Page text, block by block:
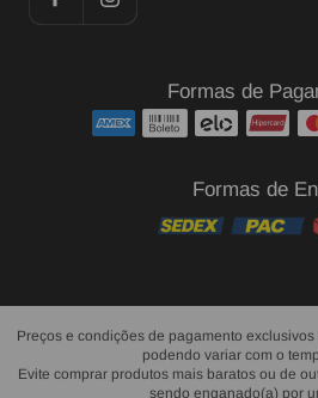
Formas de
Formas de
Preços e condições de pagamento
podendo variar com o
Evite comprar produtos mais baratos ou de
sendo enganado(a) por